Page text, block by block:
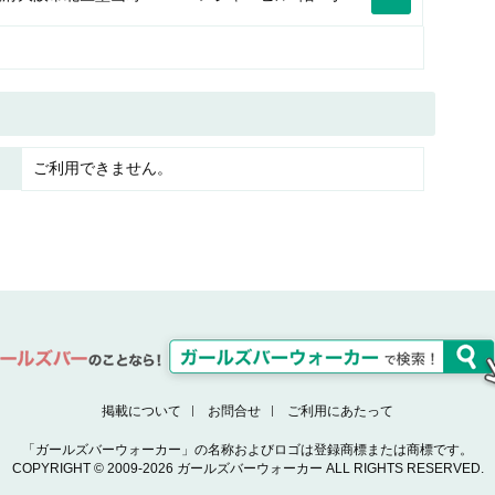
ご利用できません。
掲載について お問合せ ご利用にあたって
「ガールズバーウォーカー」の名称およびロゴは登録商標または商標です。
COPYRIGHT © 2009-2026 ガールズバーウォーカー ALL RIGHTS RESERVED.